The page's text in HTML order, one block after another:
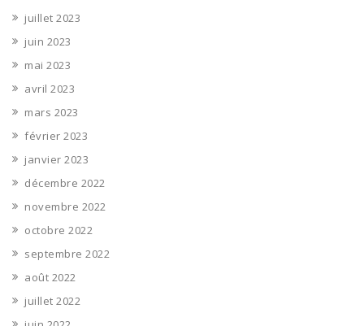
juillet 2023
juin 2023
mai 2023
avril 2023
mars 2023
février 2023
janvier 2023
décembre 2022
novembre 2022
octobre 2022
septembre 2022
août 2022
juillet 2022